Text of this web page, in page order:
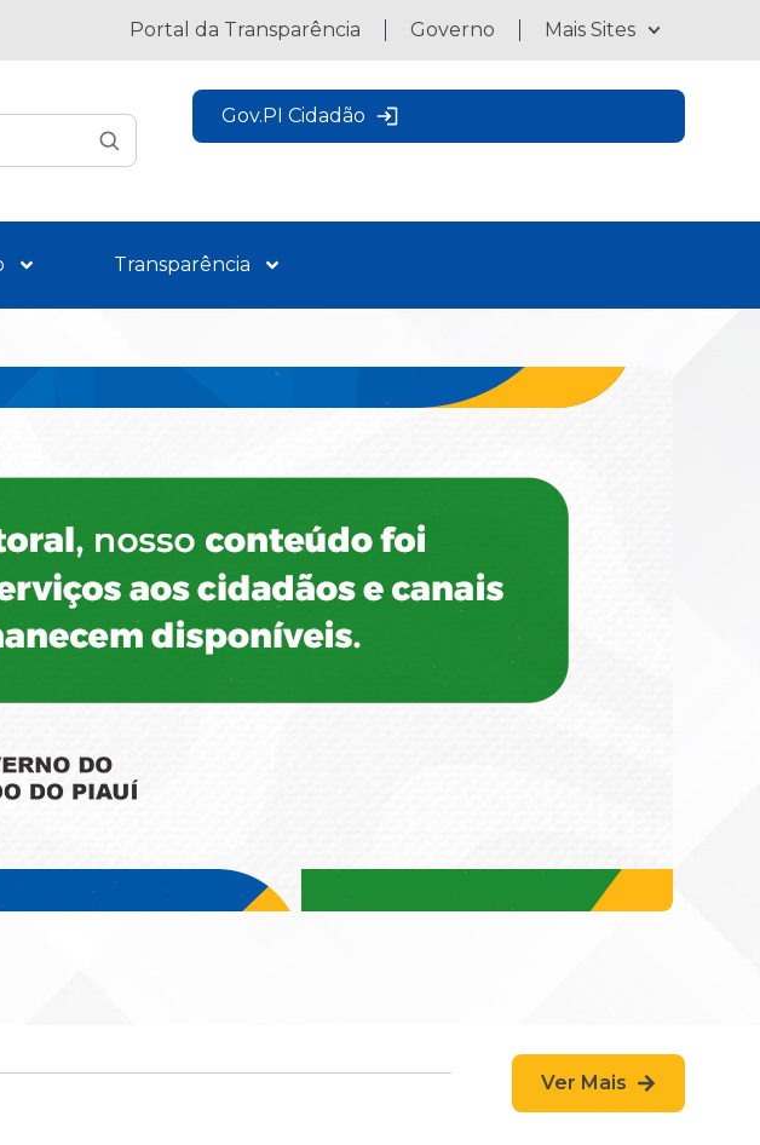
Portal da Transparência Governo Mais Sites
Gov.PI Cidadão
Transparência
Ver Mais